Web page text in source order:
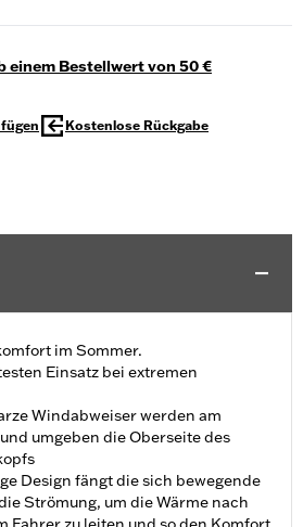
einem Bestellwert von 50 €
Kostenlose Rückgabe
im Sommer.
Einsatz bei extremen
Windabweiser werden am
umgeben die Oberseite des
Design fängt die sich bewegende
Strömung, um die Wärme nach